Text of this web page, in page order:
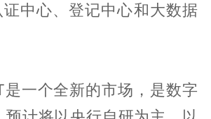
证中心、登记中心和大数据
一个全新的市场，是数字